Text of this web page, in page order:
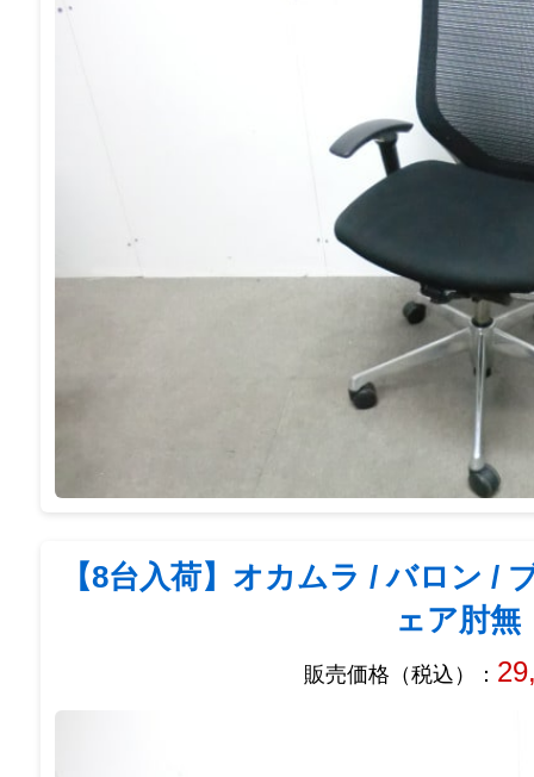
【8台入荷】オカムラ / バロン /
ェア肘無
販売価格（税込）：